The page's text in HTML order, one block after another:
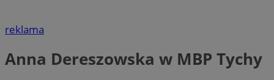
reklama
Anna Dereszowska w MBP Tychy